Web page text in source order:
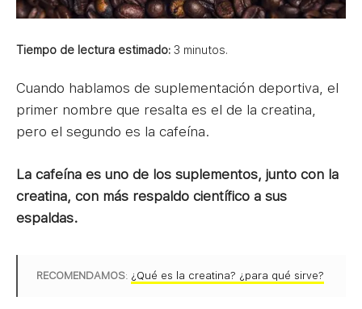
Tiempo de lectura estimado: 3 minutos.
Cuando hablamos de suplementación deportiva, el
primer nombre que resalta es el de la creatina,
pero el segundo es la cafeína.
La cafeína es uno de los suplementos, junto con la
creatina, con más respaldo científico a sus
espaldas.
RECOMENDAMOS: ¿Qué es la creatina? ¿para qué sirve?